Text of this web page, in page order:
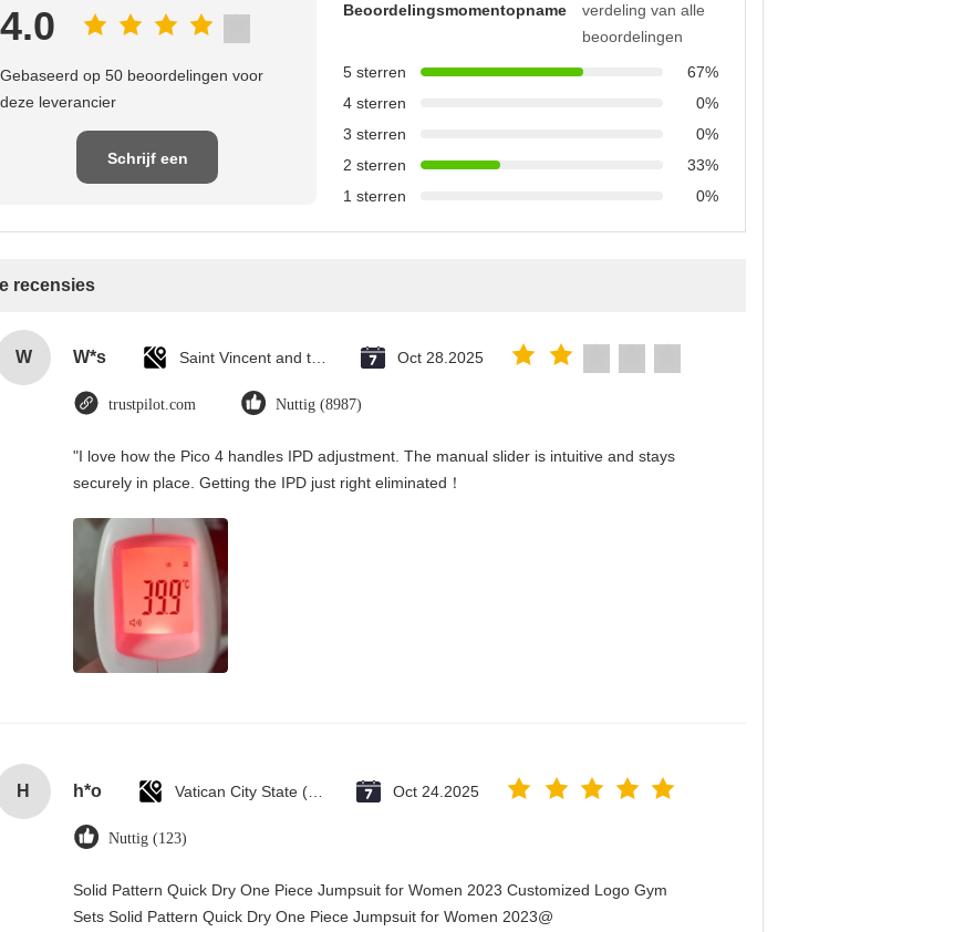
4.0
Gebaseerd op 50 beoordelingen voor
deze leverancier
Schrijf een
Beoordelingsmomentopname
verdeling van alle
beoordelingen
5 sterren
67%
4 sterren
0%
3 sterren
0%
2 sterren
33%
1 sterren
0%
recensies
W W*s Oct 28.2025
trustpilot.com Nuttig (8987)
"I love how the Pico 4 handles IPD adjustment. The manual slider is intuitive and stays
securely in place. Getting the IPD just right eliminated！
H h*o Oct 24.2025
Nuttig (123)
Solid Pattern Quick Dry One Piece Jumpsuit for Women 2023 Customized Logo Gym
Sets Solid Pattern Quick Dry One Piece Jumpsuit for Women 2023@